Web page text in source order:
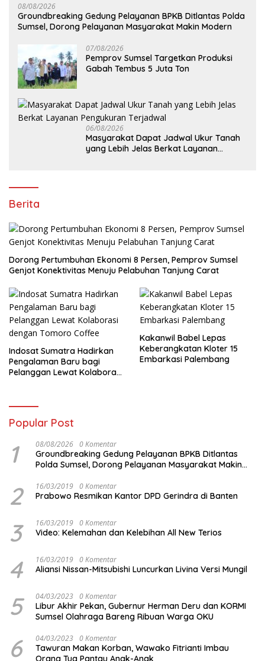
08/08/2026
Groundbreaking Gedung Pelayanan BPKB Ditlantas Polda
Sumsel, Dorong Pelayanan Masyarakat Makin Modern
07/08/2026
Pemprov Sumsel Targetkan Produksi
Gabah Tembus 5 Juta Ton
06/08/2026
Masyarakat Dapat Jadwal Ukur Tanah
yang Lebih Jelas Berkat Layanan
Berita
Dorong Pertumbuhan Ekonomi 8 Persen, Pemprov Sumsel
Genjot Konektivitas Menuju Pelabuhan Tanjung Carat
Indosat Sumatra Hadirkan
Pengalaman Baru bagi
Pelanggan Lewat Kolaborasi
Kakanwil Babel Lepas
Keberangkatan Kloter 15
Embarkasi Palembang
Popular Post
1 08/08/2026 0 Komentar
Groundbreaking Gedung Pelayanan BPKB Ditlantas
Polda Sumsel, Dorong Pelayanan Masyarakat Makin
2 16/03/2019 0 Komentar
Prabowo Resmikan Kantor DPD Gerindra di Banten
3 16/03/2019 0 Komentar
Video: Kelemahan dan Kelebihan All New Terios
4 16/03/2019 0 Komentar
Aliansi Nissan-Mitsubishi Luncurkan Livina Versi Mungil
5 04/03/2023 0 Komentar
Libur Akhir Pekan, Gubernur Herman Deru dan KORMI
Sumsel Olahraga Bareng Ribuan Warga OKU
6 04/03/2023 0 Komentar
Tawuran Makan Korban, Wawako Fitrianti Imbau
Orang Tua Pantau Anak-Anak